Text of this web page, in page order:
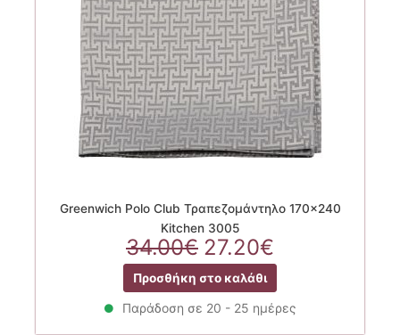
Greenwich Polo Club Τραπεζομάντηλο 170×240
Kitchen 3005
34.00€ Original
price
was:
34.00€.
27.20€
τρέχουσα
τιμή
είναι:
Προσθήκη στο καλάθι
Παράδοση σε 20 - 25 ημέρες